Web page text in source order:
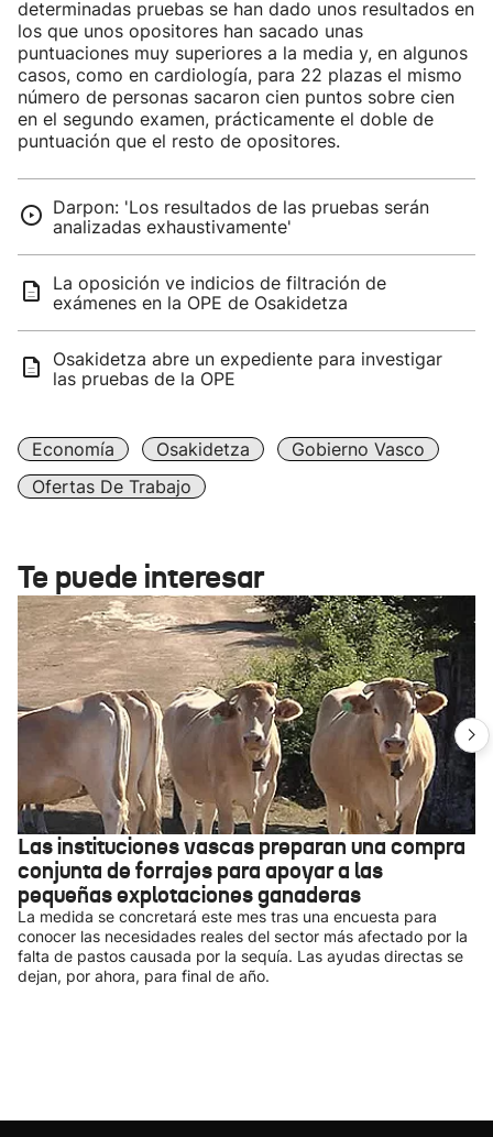
determinadas pruebas se han dado unos resultados en
los que unos opositores han sacado unas
puntuaciones muy superiores a la media y, en algunos
casos, como en cardiología, para 22 plazas el mismo
número de personas sacaron cien puntos sobre cien
en el segundo examen, prácticamente el doble de
puntuación que el resto de opositores.
Darpon: 'Los resultados de las pruebas serán
analizadas exhaustivamente'
La oposición ve indicios de filtración de
exámenes en la OPE de Osakidetza
Osakidetza abre un expediente para investigar
las pruebas de la OPE
Economía Osakidetza
Gobierno Vasco
Ofertas De Trabajo
Te puede interesar
Las instituciones vascas preparan una compra
conjunta de forrajes para apoyar a las
pequeñas explotaciones ganaderas
La medida se concretará este mes tras una encuesta para
conocer las necesidades reales del sector más afectado por la
falta de pastos causada por la sequía. Las ayudas directas se
dejan, por ahora, para final de año.